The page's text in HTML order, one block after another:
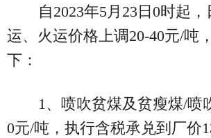
自2023年5月23日0时起
运、火运价格上调20-40元/吨
下：
1、喷吹贫煤及贫瘦煤/喷
0元/吨，执行含税承兑到厂价